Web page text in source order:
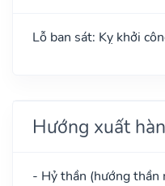
Lỗ ban sát: Kỵ khởi
Hướng xuất
- Hỷ thần (hướng thần